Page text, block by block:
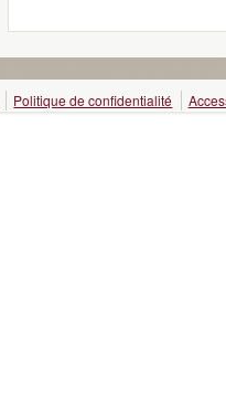
Politique de confidentialité